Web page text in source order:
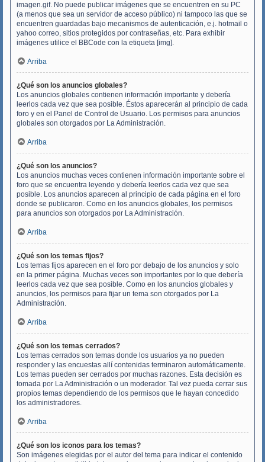
imagen.gif. No puede publicar imágenes que se encuentren en su PC
(a menos que sea un servidor de acceso público) ni tampoco las que se
encuentren guardadas bajo mecanismos de autenticación, e.j. hotmail o
yahoo correo, sitios protegidos por contraseñas, etc. Para exhibir
imágenes utilice el BBCode con la etiqueta [img].
Arriba
¿Qué son los anuncios globales?
Los anuncios globales contienen información importante y debería
leerlos cada vez que sea posible. Éstos aparecerán al principio de cada
foro y en el Panel de Control de Usuario. Los permisos para anuncios
globales son otorgados por La Administración.
Arriba
¿Qué son los anuncios?
Los anuncios muchas veces contienen información importante sobre el
foro que se encuentra leyendo y debería leerlos cada vez que sea
posible. Los anuncios aparecen al principio de cada página en el foro
donde se publicaron. Como en los anuncios globales, los permisos
para anuncios son otorgados por La Administración.
Arriba
¿Qué son los temas fijos?
Los temas fijos aparecen en el foro por debajo de los anuncios y solo
en la primer página. Muchas veces son importantes por lo que debería
leerlos cada vez que sea posible. Como en los anuncios globales y
anuncios, los permisos para fijar un tema son otorgados por La
Administración.
Arriba
¿Qué son los temas cerrados?
Los temas cerrados son temas donde los usuarios ya no pueden
responder y las encuestas allí contenidas terminaron automáticamente.
Los temas pueden ser cerrados por muchas razones. Esta decisión es
tomada por La Administración o un moderador. Tal vez pueda cerrar sus
propios temas dependiendo de los permisos que le hayan concedido
los administradores.
Arriba
¿Qué son los iconos para los temas?
Son imágenes elegidas por el autor del tema para indicar el contenido